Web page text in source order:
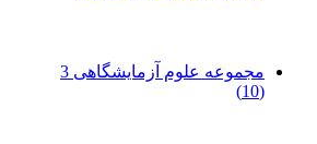
مجموعه علوم آزمایشگاهی 3
(10)